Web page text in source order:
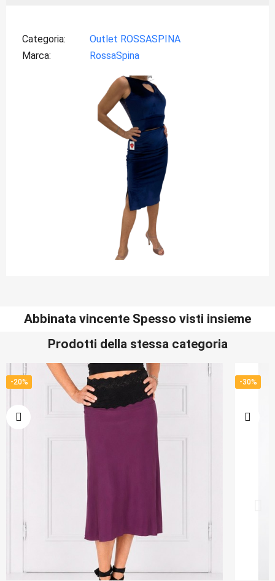
Categoria
Outlet ROSSASPINA
Marca
RossaSpina
Abbinata vincente Spesso visti insieme
Prodotti della stessa categoria
-20% -30%